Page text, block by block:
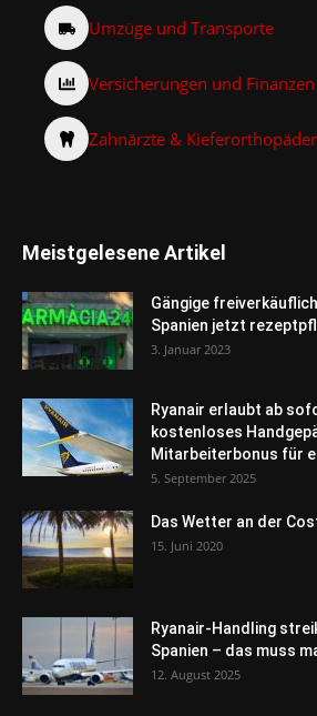
Umzüge und Transporte
Versicherungen und Finanzen
Zahnärzte &
Meistgelesene Artikel
Gängige
Spanien jetzt
3. Januar 2023
Ryanair erlaubt ab
kostenloses
Mitarbeiterbonus für
5. September 2025
Das Wetter an der
15. Juni 2020
Ryanair-Handling
Spanien – das muss
12. August 2025